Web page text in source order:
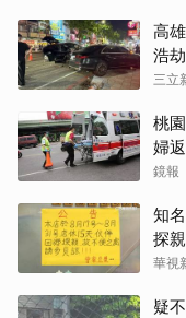
高
浩
三立
桃
婦
鏡報
知
探親
華視
疑
取消